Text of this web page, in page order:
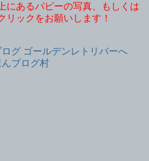
にあるパピーの写真、もしくは
リックをお願いします！
んブログ村